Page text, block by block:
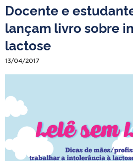
Docente e
lançam livro sobre
lactose
13/04/2017